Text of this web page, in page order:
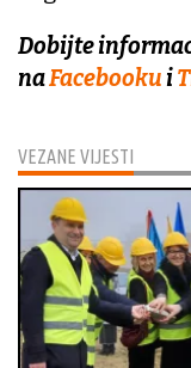
VEZANE VIJESTI
Dobijte
naFacebookui